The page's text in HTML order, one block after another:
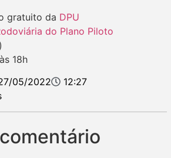
gratuito da DPU
do Plano Piloto
18h
05/2022
12:27